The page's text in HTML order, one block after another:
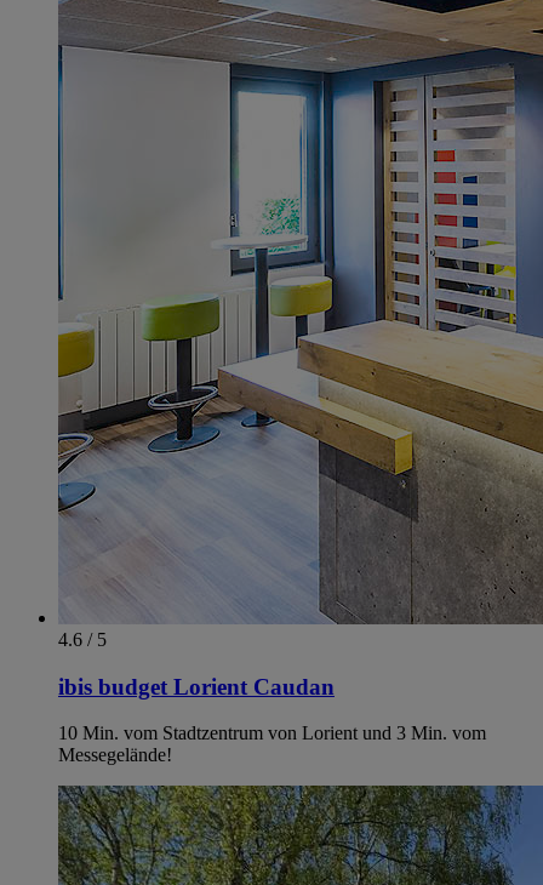
4.6 / 5
ibis budget Lorient Caudan
10 Min. vom Stadtzentrum von Lorient und 3 Min. vom
Messegelände!